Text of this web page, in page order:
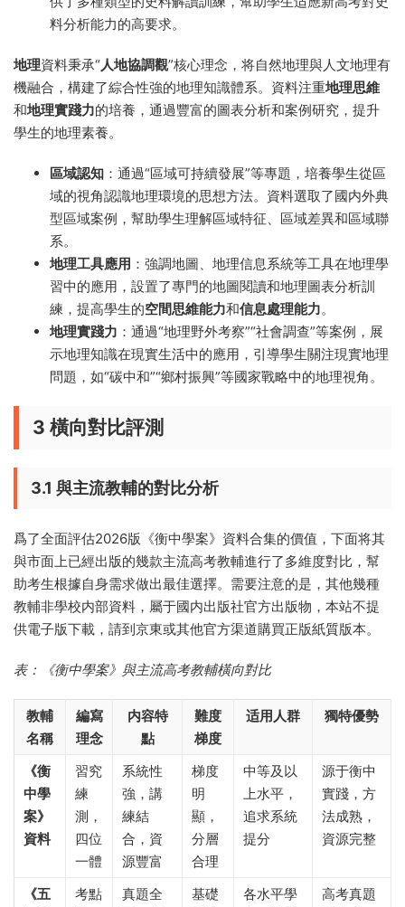
料分析能力的高要求。
地理資料秉承“人地協調觀”核心理念，将自然地理與人文地理有
機融合，構建了綜合性強的地理知識體系。資料注重地理思維
和地理實踐力的培養，通過豐富的圖表分析和案例研究，提升
學生的地理素養。
區域認知 ：通過“區域可持續發展”等專題，培養學生從區
域的視角認識地理環境的思想方法。資料選取了國内外典
型區域案例，幫助學生理解區域特征、區域差異和區域聯
系。
地理工具應用 ：強調地圖、地理信息系統等工具在地理學
習中的應用，設置了專門的地圖閱讀和地理圖表分析訓
練，提高學生的空間思維能力和信息處理能力。
地理實踐力 ：通過“地理野外考察”“社會調查”等案例，展
示地理知識在現實生活中的應用，引導學生關注現實地理
問題，如“碳中和”“鄉村振興”等國家戰略中的地理視角。
3 橫向對比評測
3.1 與主流教輔的對比分析
爲了全面評估2026版《衡中學案》資料合集的價值，下面将其
與市面上已經出版的幾款主流高考教輔進行了多維度對比，幫
助考生根據自身需求做出最佳選擇。需要注意的是，其他幾種
教輔非學校内部資料，屬于國内出版社官方出版物，本站不提
供電子版下載，請到京東或其他官方渠道購買正版紙質版本。
表：《衡中學案》與主流高考教輔橫向對比
教輔
名稱
編寫
理念
内容特
點
難度
梯度
适用人群 獨特優勢
《衡
中學
案》
資料
習究
練
測，
四位
一體
系統性
強，講
練結
合，資
源豐富
梯度
明
顯，
分層
合理
中等及以
上水平，
追求系統
提分
源于衡中
實踐，方
法成熟，
資源完整
《五
考點
真題全
基礎
各水平學
高考真題